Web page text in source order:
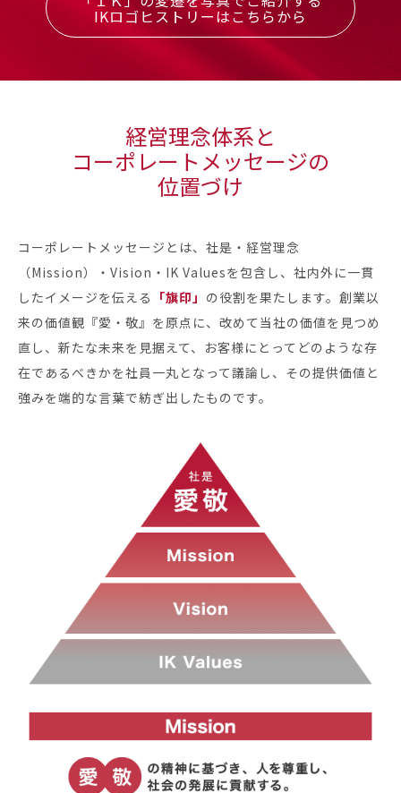
IKロゴヒストリーはこちらから
経営理念体系と
コーポレートメッセージの
位置づけ
コーポレートメッセージとは、社是・経営理念
（Mission）・Vision・IK Valuesを包含し、社内外に一貫
したイメージを伝える 「旗印」 の役割を果たします。創業以
来の価値観『愛・敬』を原点に、改めて当社の価値を見つめ
直し、新たな未来を見据えて、お客様にとってどのような存
在であるべきかを社員一丸となって議論し、その提供価値と
強みを端的な言葉で紡ぎ出したものです。